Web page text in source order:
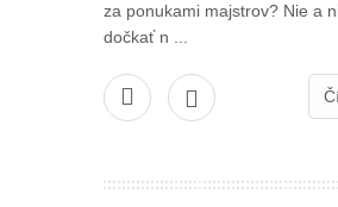
za ponukami majstrov? Nie a
dočkať n ...